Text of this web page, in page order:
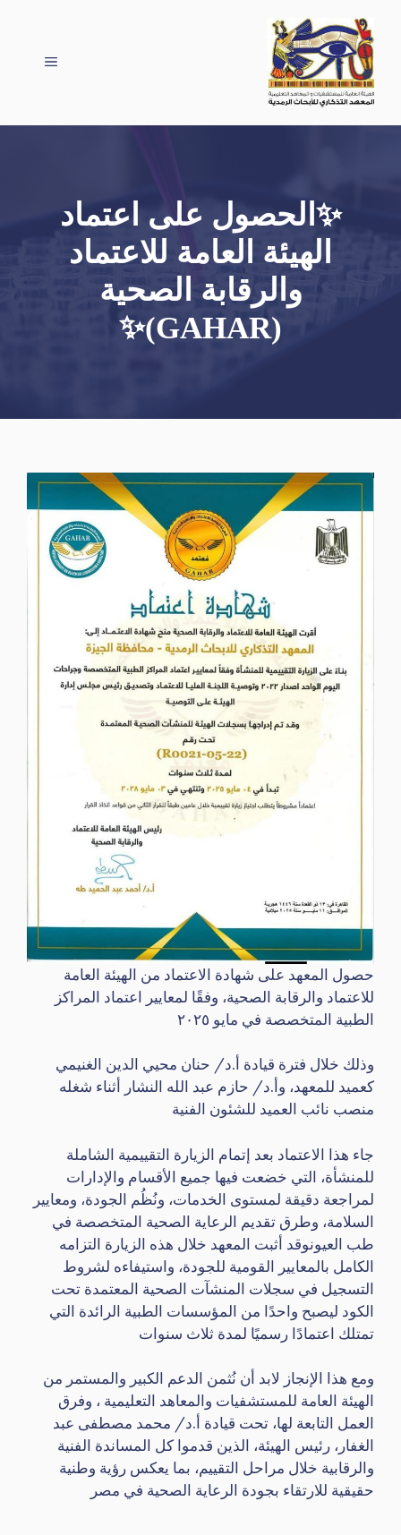
المحتوى
القائمة
✨️الحصول على اعتماد
الهيئة العامة للاعتماد
والرقابة الصحية
(GAHAR)✨️
حصول المعهد على شهادة الاعتماد من الهيئة العامة
للاعتماد والرقابة الصحية، وفقًا لمعايير اعتماد المراكز
الطبية المتخصصة في مايو ٢٠٢٥
وذلك خلال فترة قيادة أ.د/ حنان محيي الدين الغنيمي
كعميد للمعهد، وأ.د/ حازم عبد الله النشار أثناء شغله
منصب نائب العميد للشئون الفنية
جاء هذا الاعتماد بعد إتمام الزيارة التقييمية الشاملة
للمنشأة، التي خضعت فيها جميع الأقسام والإدارات
لمراجعة دقيقة لمستوى الخدمات، ونُظُم الجودة، ومعايير
السلامة، وطرق تقديم الرعاية الصحية المتخصصة في
طب العيونوقد أثبت المعهد خلال هذه الزيارة التزامه
الكامل بالمعايير القومية للجودة، واستيفاءه لشروط
التسجيل في سجلات المنشآت الصحية المعتمدة تحت
الكود ليصبح واحدًا من المؤسسات الطبية الرائدة التي
تمتلك اعتمادًا رسميًا لمدة ثلاث سنوات
ومع هذا الإنجاز لابد أن نُثمن الدعم الكبير والمستمر من
الهيئة العامة للمستشفيات والمعاهد التعليمية ، وفرق
العمل التابعة لها، تحت قيادة أ.د/ محمد مصطفى عبد
الغفار، رئيس الهيئة، الذين قدموا كل المساندة الفنية
والرقابية خلال مراحل التقييم، بما يعكس رؤية وطنية
حقيقية للارتقاء بجودة الرعاية الصحية في مصر